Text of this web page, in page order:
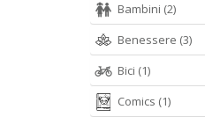
Bambini (2)
Benessere (3)
Bici (1)
Comics (1)